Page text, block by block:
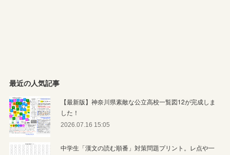
最近の人気記事
【最新版】神奈川県素敵な公立高校一覧図12が完成しま
した！
2026.07.16 15:05
中学生「漢文の読む順番」対策問題プリント。レ点や一